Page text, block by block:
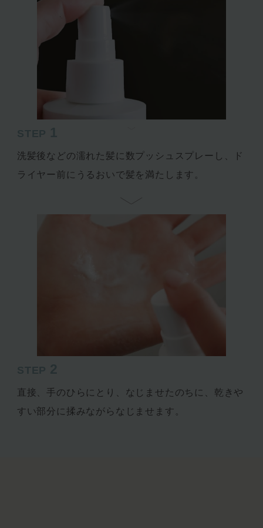
洗髪後などの濡れた髪に数プッシュスプレーし、ド
ライヤー前にうるおいで髪を満たします。
直接、手のひらにとり、なじませたのちに、乾きや
すい部分に揉みながらなじませます。